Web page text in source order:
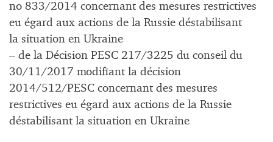
no 833/2014 concernant des mesures restrictives
eu égard aux actions de la Russie déstabilisant
la situation en Ukraine
– de la Décision PESC 217/3225 du conseil du
30/11/2017 modifiant la décision
2014/512/PESC concernant des mesures
restrictives eu égard aux actions de la Russie
déstabilisant la situation en Ukraine